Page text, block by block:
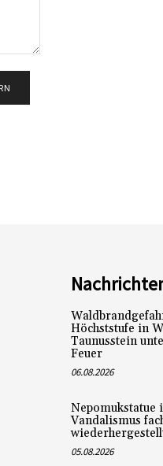
Höchststufe in
Taunusstein
Feuer
06.08.2026
Nepomukstatue
Vandalismus
05.08.2026